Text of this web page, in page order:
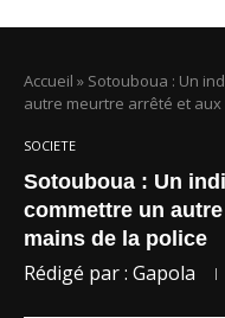
Accueil » Sotouboua : Un
autre meurtre arrêté et aux
SOCIETE
Sotouboua : Un
commettre un
mains de la police
Rédigé par : Gapola